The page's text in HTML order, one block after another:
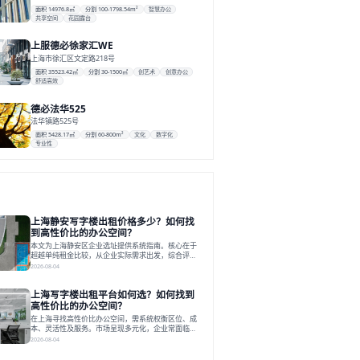
面积 14976.8㎡ 分割 100-1798.54m²
智慧办公
共享空间
花园露台
上服德必徐家汇WE
上海市徐汇区文定路218号
面积 35523.42㎡ 分割 30-1500㎡ 创艺术
创意办公
舒适高效
德必法华525
法华镇路525号
面积 5428.17㎡ 分割 60-800m² 文化
数字化
专业性
上海静安写字楼出租价格多少？如何找
到高性价比的办公空间？
本文为上海静安区企业选址提供系统指南。核心在于
超越单纯租金比较，从企业实际需求出发，综合评估
交通、硬件、空间弹性、配套服务及产业生态等多维
升性价比，并通过不同规模企业的实际案例加以说
明。之后指出，专业运营服务商提供的稳定环境、社
群活动与产业集聚等增值服务，是很大化空间价值、
助力企业成长的关键。对于许多在
2026-08-04
上海写字楼出租平台如何选？如何找到
高性价比的办公空间？
在上海寻找高性价比办公空间，需系统权衡区位、成
本、灵活性及服务。市场呈现多元化，企业常面临租
赁流程复杂、隐性成本高等挑战。选择平台时，应评
2026-08-04